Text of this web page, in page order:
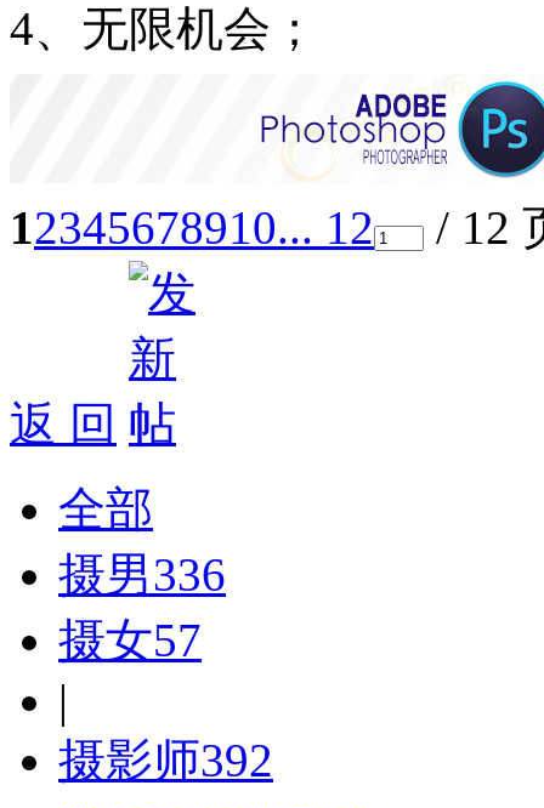
4、无限机会；
12345678910... 12 / 12
返 回
全部
摄男336
摄女57
|
摄影师392